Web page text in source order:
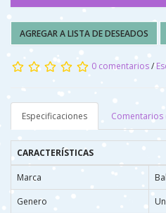
AGREGAR A LISTA DE DESEADOS
0 comentarios/
Especificaciones Comentarios
CARACTERÍSTICAS
Marca
Genero